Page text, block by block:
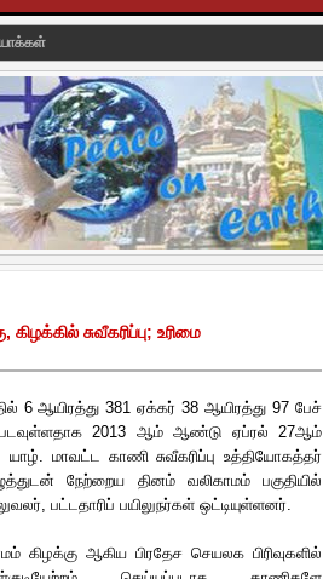
சுவீகரிப்பு; உரிமை
6 ஆயிரத்து 381 ஏக்கர் 38 ஆயிரத்து 97 பேச்
2013 ஆம் ஆண்டு ஏப்ரல் 27ஆம்
யாழ். மாவட்ட காணி சுவீகரிப்பு உத்தியோகத்தர்
நேற்றைய தினம் வலிகாமம் பகுதியில்
பட்டதாரிப் பயிலுநர்கள் ஒட்டியுள்ளனர்.
கிழக்கு ஆகிய பிரதேச செயலக பிரிவுகளில்